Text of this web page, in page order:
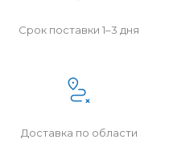
Срок поставки 1–3 дня
Доставка по области